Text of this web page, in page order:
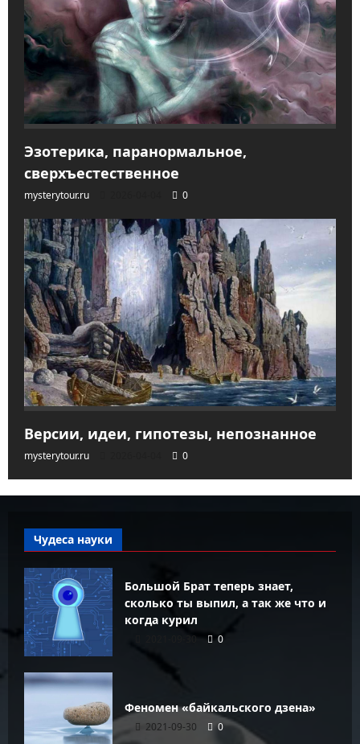
Эзотерика, паранормальное,
сверхъестественное
mysterytour.ru 0
Версии, идеи, гипотезы, непознанное
mysterytour.ru 0
Чудеса науки
Большой Брат теперь знает,
сколько ты выпил, а так же что и
когда курил
2021-09-30 0
Феномен «байкальского дзена»
2021-09-30 0